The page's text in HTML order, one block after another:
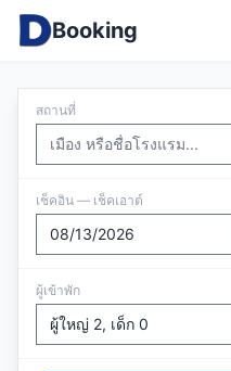
Booking
สถานที่
เช็คอิน — เช็คเอาต์
ผู้เข้าพัก